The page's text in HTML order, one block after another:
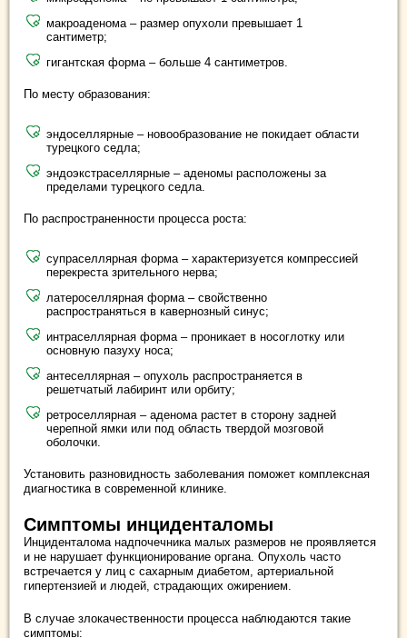
макроаденома – размер опухоли превышает 1
сантиметр;
гигантская форма – больше 4 сантиметров.
По месту образования:
эндоселлярные – новообразование не покидает области
турецкого седла;
эндоэкстраселлярные – аденомы расположены за
пределами турецкого седла.
По распространенности процесса роста:
супраселлярная форма – характеризуется компрессией
перекреста зрительного нерва;
латероселлярная форма – свойственно
распространяться в кавернозный синус;
интраселлярная форма – проникает в носоглотку или
основную пазуху носа;
антеселлярная – опухоль распространяется в
решетчатый лабиринт или орбиту;
ретроселлярная – аденома растет в сторону задней
черепной ямки или под область твердой мозговой
оболочки.
Установить разновидность заболевания поможет комплексная
диагностика в современной клинике.
Симптомы инциденталомы
Инциденталома надпочечника малых размеров не проявляется
и не нарушает функционирование органа. Опухоль часто
встречается у лиц с сахарным диабетом, артериальной
гипертензией и людей, страдающих ожирением.
В случае злокачественности процесса наблюдаются такие
симптомы: